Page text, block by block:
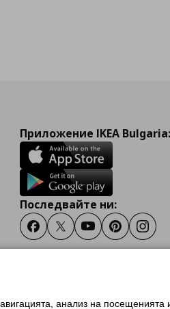
Приложение IKEA Bulgaria:
Последвайте ни:
FacebookTwitterYoutubePinterest
анализ на посещенията